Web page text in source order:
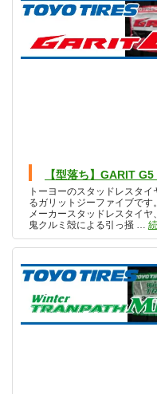
【型落ち】GARIT
トーヨーのスタッドレスタ
るガリットジーファイブで
メーカースタッドレスタイ
鬼クルミ殻による引っ掻 …